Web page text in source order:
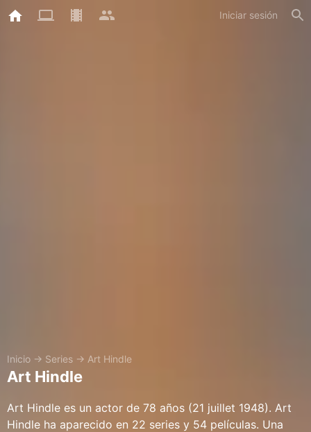
Iniciar sesión
Inicio → Series → Art Hindle
Art Hindle
Art Hindle es un actor de 78 años (21 juillet 1948). Art
Hindle ha aparecido en 22 series y 54 películas. Una